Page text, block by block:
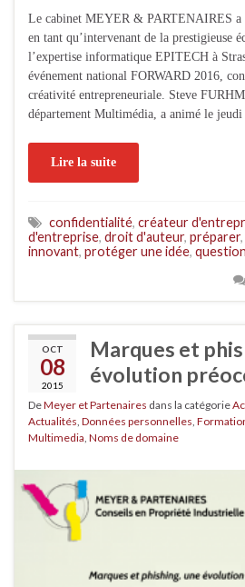
Le cabinet MEYER & PARTENAIRES a
en tant qu’intervenant de la prestigieuse
l’expertise informatique EPITECH à
événement national FORWARD 2016,
créativité entrepreneuriale. Steve
département Multimédia, a animé le
Lire la suite
confidentialité, créateur
d'entreprise, droit d'auteur, préparer,
innovant, protéger une idée,
OCT
08
2015
Marques et
évolution
DeMeyer et Partenaires dans la catégorie
Actualités Données personnelles
Multimedia Noms de domaine